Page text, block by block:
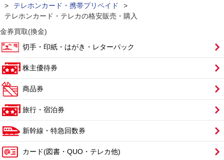
>
テレホンカード・携帯プリペイド
>
テレホンカード・テレカの格安販売・購入
金券買取(換金)
切手・印紙・はがき・レターパック
株主優待券
商品券
旅行・宿泊券
新幹線・特急回数券
カード(図書・QUO・テレカ他)